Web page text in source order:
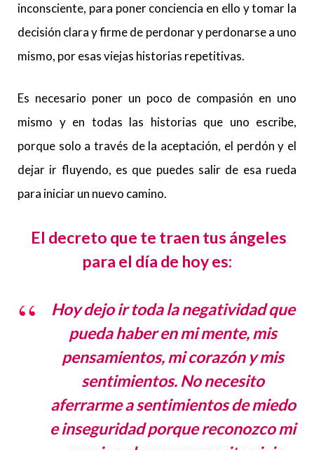
inconsciente, para poner conciencia en ello y tomar la
decisión clara y firme de perdonar y perdonarse a uno
mismo, por esas viejas historias repetitivas.
Es necesario poner un poco de compasión en uno
mismo y en todas las historias que uno escribe,
porque solo a través de la aceptación, el perdón y el
dejar ir fluyendo, es que puedes salir de esa rueda
para iniciar un nuevo camino.
El decreto que te traen tus ángeles
para el día de hoy es:
Hoy dejo ir toda la negatividad que
pueda haber en mi mente, mis
pensamientos, mi corazón y mis
sentimientos. No necesito
aferrarme a sentimientos de miedo
e inseguridad porque reconozco mi